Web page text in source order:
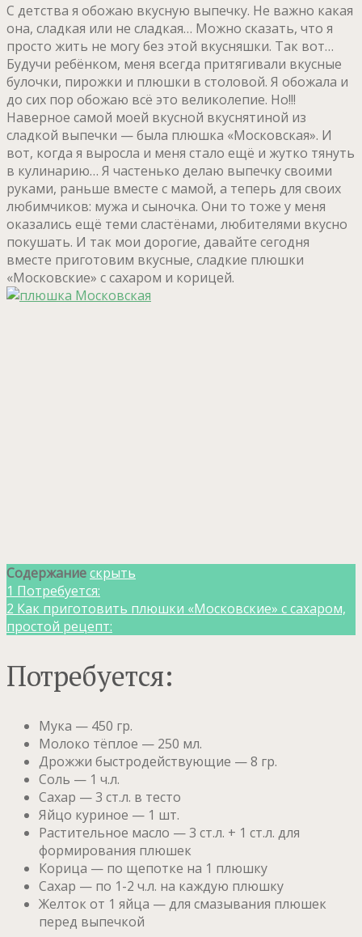
С детства я обожаю вкусную выпечку. Не важно какая
она, сладкая или не сладкая… Можно сказать, что я
просто жить не могу без этой вкусняшки. Так вот…
Будучи ребёнком, меня всегда притягивали вкусные
булочки, пирожки и плюшки в столовой. Я обожала и
до сих пор обожаю всё это великолепие. Но!!!
Наверное самой моей вкусной вкуснятиной из
сладкой выпечки — была плюшка «Московская». И
вот, когда я выросла и меня стало ещё и жутко тянуть
в кулинарию… Я частенько делаю выпечку своими
руками, раньше вместе с мамой, а теперь для своих
любимчиков: мужа и сыночка. Они то тоже у меня
оказались ещё теми сластёнами, любителями вкусно
покушать. И так мои дорогие, давайте сегодня
вместе приготовим вкусные, сладкие плюшки
«Московские» с сахаром и корицей.
Содержаниескрыть
1 Потребуется:
2 Как приготовить плюшки «Московские» с сахаром,
простой рецепт:
Потребуется:
Мука — 450 гр.
Молоко тёплое — 250 мл.
Дрожжи быстродействующие — 8 гр.
Соль — 1 ч.л.
Сахар — 3 ст.л. в тесто
Яйцо куриное — 1 шт.
Растительное масло — 3 ст.л. + 1 ст.л. для
формирования плюшек
Корица — по щепотке на 1 плюшку
Сахар — по 1-2 ч.л. на каждую плюшку
Желток от 1 яйца — для смазывания плюшек
перед выпечкой